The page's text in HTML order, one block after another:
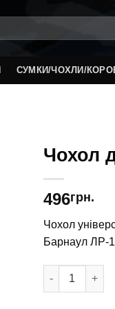
СУМКИ/ЧОХЛИ/
Чохол
496грн.
Чохол
Барнаул ЛР-
Чохол для